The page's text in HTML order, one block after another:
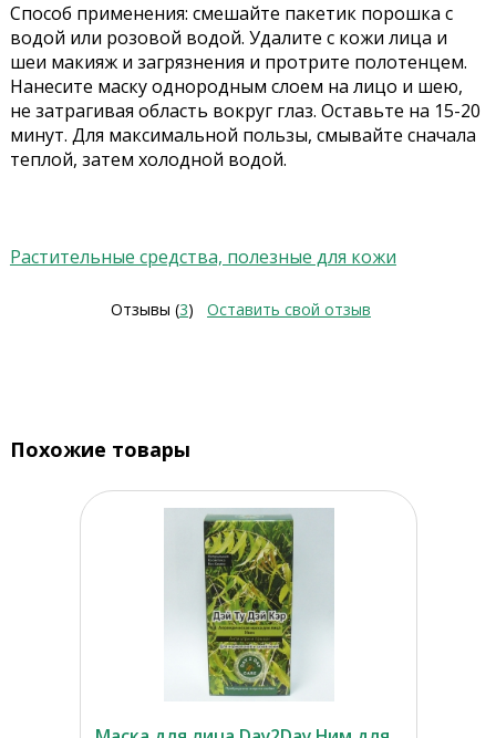
Cпособ применения: смешайте пакетик порошка с
водой или розовой водой. Удалите с кожи лица и
шеи макияж и загрязнения и протрите полотенцем.
Нанесите маску однородным слоем на лицо и шею,
не затрагивая область вокруг глаз. Оставьте на 15-20
минут. Для максимальной пользы, смывайте сначала
теплой, затем холодной водой.
Растительные средства, полезные для кожи
Отзывы (3) Оставить свой отзыв
Похожие товары